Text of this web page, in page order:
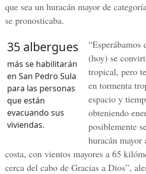
que sea un huracán mayor de
se pronosticaba.
35 albergues
más se habilitarán
en San Pedro Sula
para las personas
que están
evacuando sus
viviendas.
“Esperábamos
(hoy) se
tropical, pero
en tormenta
espacio y
obteniendo
posiblemente
huracán mayor
costa, con vientos mayores a 65
cerca del cabo de Gracias a Dios”,